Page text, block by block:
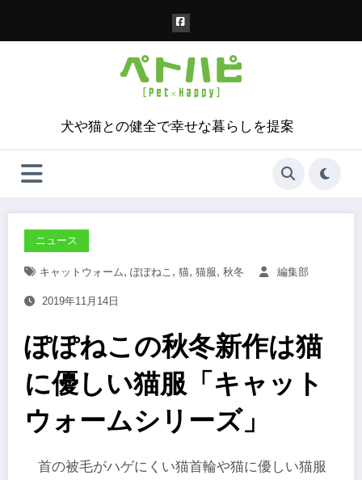
犬や猫との健全で幸せな暮らしを提案
ニュース
キャットウォーム, ぽぽねこ , 猫, 猫服, 秋冬 編集部
2019年11月14日
ぽぽねこの秋冬新作は猫
に優しい猫服「キャット
ウォームシリーズ」
首の被毛がハゲにくい猫首輪や猫に優しい猫服